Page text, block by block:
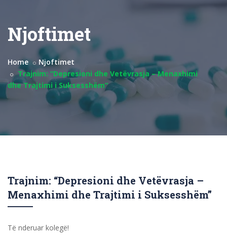
Njoftimet
Home
Njoftimet
Trajnim: “Depresioni dhe Vetëvrasja – Menaxhimi
dhe Trajtimi i Suksesshëm”
Trajnim: “Depresioni dhe Vetëvrasja –
Menaxhimi dhe Trajtimi i Suksesshëm”
Të nderuar kolegë!